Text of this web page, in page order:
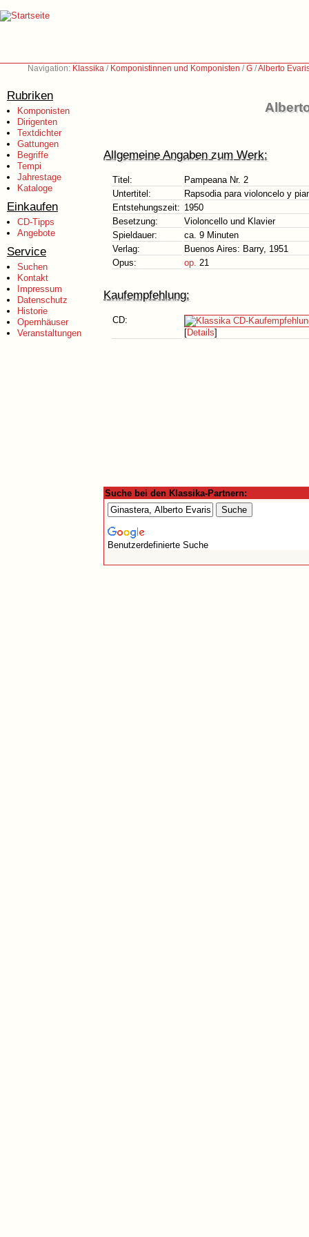
Navigation: Klassika / Komponistinnen und Komponisten /G /Alberto
Rubriken
Komponisten
Dirigenten
Textdichter
Gattungen
Begriffe
Tempi
Jahrestage
Kataloge
Einkaufen
CD-Tipps
Angebote
Service
Suchen
Kontakt
Impressum
Datenschutz
Historie
Opernhäuser
Veranstaltungen
Allgemeine Angaben zum Werk:
Titel:
Pampeana Nr. 2
Untertitel:
Rapsodia para violoncelo y
Entstehungszeit: 1950
Besetzung:
Violoncello und Klavier
Spieldauer:
ca. 9 Minuten
Verlag:
Buenos Aires: Barry, 1951
Opus:
op. 21
Kaufempfehlung:
CD:
[Details]
Suche bei den Klassika-Partnern:
Benutzerdefinierte Suche